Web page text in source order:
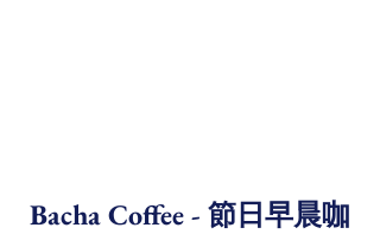
Bacha Coffee - 節日早晨咖